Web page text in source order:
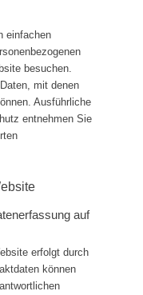
einfachen
besuchen.
mit denen
Ausführliche
entnehmen Sie
auf
erfolgt durch
können